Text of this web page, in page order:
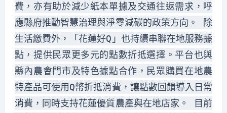
費，亦有助於減少紙本單據及交通往返需求，呼
應縣府推動智慧治理與淨零減碳的政策方向。 除
生活繳費外，「花蓮好Q」也持續串聯在地服務據
點，提供民眾更多元的點數折抵選擇。平台也與
縣內農會門市及特色據點合作，民眾購買在地農
特產品可使用Q幣折抵消費，讓點數回饋導入日常
消費，同時支持花蓮優質農產與在地店家。 目前